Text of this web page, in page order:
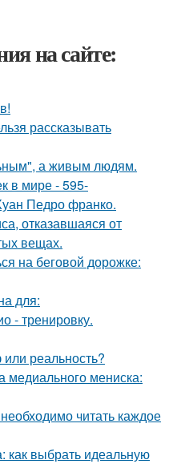
на сайте:
рассказывать
а живым людям.
в мире - 595-
Педро франко.
отказавшаяся от
вещах.
на беговой дорожке:
для:
- тренировку.
реальность?
медиального мениска:
читать каждое
как выбрать идеальную